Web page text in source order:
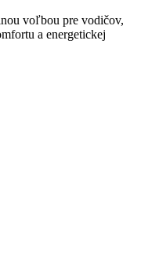
voľbou pre vodičov,
a energetickej